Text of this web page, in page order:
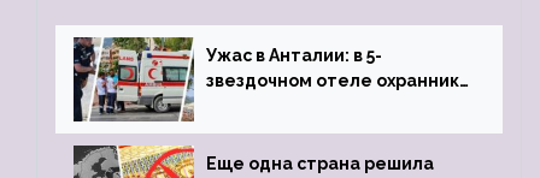
Ужас в Анталии: в 5-
звездочном отеле охранник
пистолета
Еще одна страна решила